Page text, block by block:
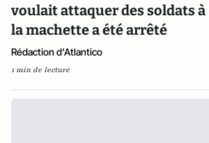
voulait attaquer des soldats à
la machette a été arrêté
Rédaction d'Atlantico
1 min de lecture